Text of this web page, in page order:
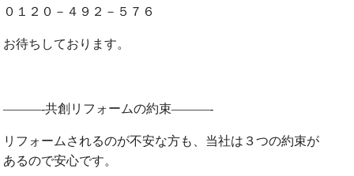
０１２０－４９２－５７６
お待ちしております。
———-共創リフォームの約束———-
リフォームされるのが不安な方も、当社は３つの約束が
あるので安心です。